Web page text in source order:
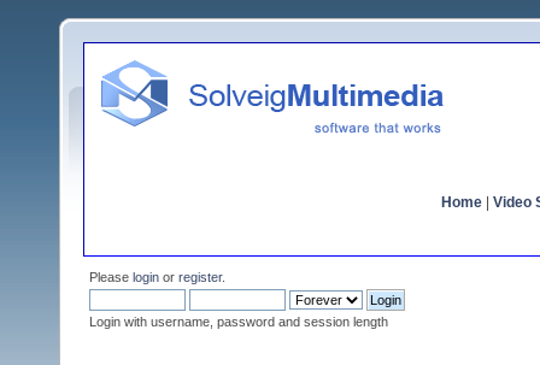
Home Video
Please login or register.
Login with username, password and session length